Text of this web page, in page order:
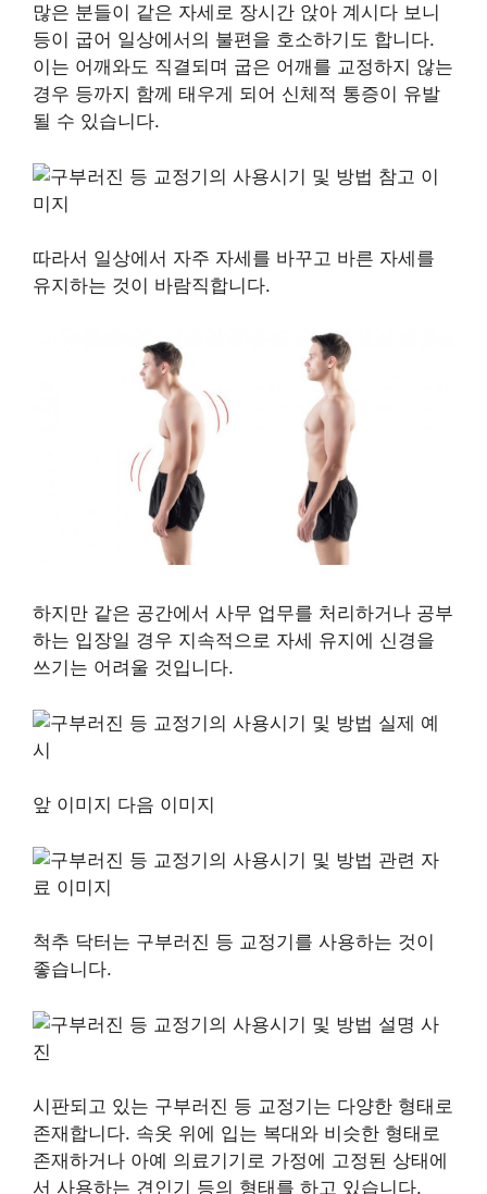
많은 분들이 같은 자세로 장시간 앉아 계시다 보니
등이 굽어 일상에서의 불편을 호소하기도 합니다.
이는 어깨와도 직결되며 굽은 어깨를 교정하지 않는
경우 등까지 함께 태우게 되어 신체적 통증이 유발
될 수 있습니다.
따라서 일상에서 자주 자세를 바꾸고 바른 자세를
유지하는 것이 바람직합니다.
하지만 같은 공간에서 사무 업무를 처리하거나 공부
하는 입장일 경우 지속적으로 자세 유지에 신경을
쓰기는 어려울 것입니다.
앞 이미지 다음 이미지
척추 닥터는 구부러진 등 교정기를 사용하는 것이
좋습니다.
시판되고 있는 구부러진 등 교정기는 다양한 형태로
존재합니다. 속옷 위에 입는 복대와 비슷한 형태로
존재하거나 아예 의료기기로 가정에 고정된 상태에
서 사용하는 견인기 등의 형태를 하고 있습니다.